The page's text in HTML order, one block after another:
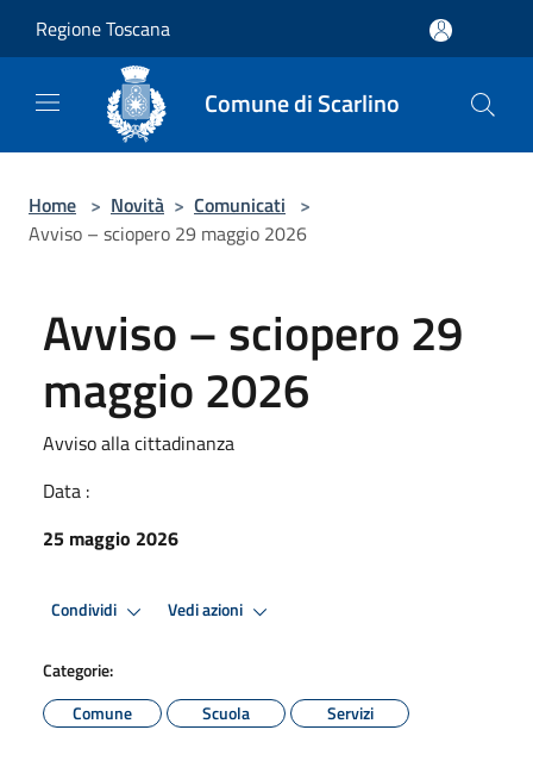
Regione Toscana
Comune di Scarlino
Home > Novità > Comunicati >
Avviso – sciopero 29 maggio 2026
Avviso – sciopero 29
maggio 2026
Avviso alla cittadinanza
Data :
25 maggio 2026
Condividi Vedi azioni
Categorie:
Comune
Scuola Servizi